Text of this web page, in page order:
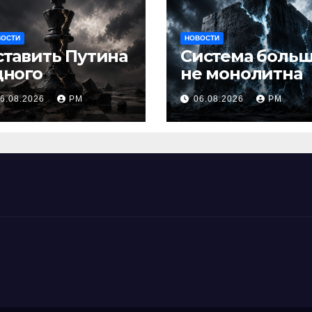
Путина
РМ
НОВОСТИ
Система
не монолитна
06.08.2026 РМ